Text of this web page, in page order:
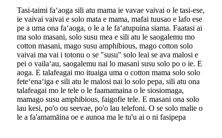
Tasi-taimi faʻaoga sili atu mama ie vavae vaivai o le tasi-ese,
ie vaivai vaivai e solo mata e mama, mafai tuusao e lafo ese
pe a uma ona faʻaoga, o le a le faʻatupuina siama. Faatasi ai
ma solo masani, solo susu mea e sili atu le saogalemu mo
cotton masani, mago susu amphibious, mago cotton solo
vaivai ma vai i totonu o se "susu" solo leai se ava malosi e
pei o vailaʻau, saogalemu nai lo masani susu solo po o ie. E
aoga. E talafeagai mo ituaiga uma o cotton mama solo solo
feteʻenaʻiga e sili atu le malosi nai lo solo pepa, sili atu ona
talafeagai mo le tele o le faamamaina o le siosiomaga,
mamago susu amphibious, faigofie tele. E masani ona solo
lau kesi, po'o ou seevae, po'o lau telefoni. O se solo malie o
le a fa'amamāina oe e aunoa ma le tu'u ai o ni fasipepa